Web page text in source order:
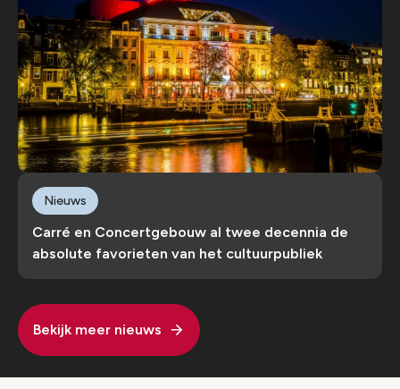
Carré en Concertgebouw al twee decennia de
absolute favorieten van het cultuurpubliek
Nieuws
Bekijk meer nieuws